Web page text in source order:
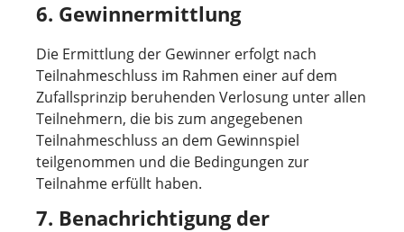
6. Gewinnermittlung
Die Ermittlung der Gewinner erfolgt nach
Teilnahmeschluss im Rahmen einer auf dem
Zufallsprinzip beruhenden Verlosung unter allen
Teilnehmern, die bis zum angegebenen
Teilnahmeschluss an dem Gewinnspiel
teilgenommen und die Bedingungen zur
Teilnahme erfüllt haben.
7. Benachrichtigung der